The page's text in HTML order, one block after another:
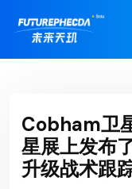
Cobham卫
星展上发布
升级战术跟